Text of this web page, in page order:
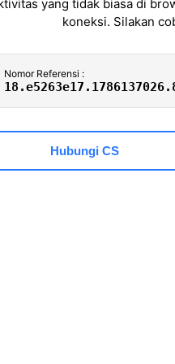
yang tidak biasa di
koneksi. Silakan
Nomor Referensi :
Hubungi CS